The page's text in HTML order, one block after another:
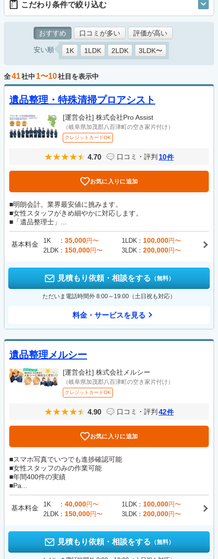
こだわり条件で絞り込む
おすすめ 口コミが多い 評価が高い
安い順 1K 1LDK 2LDK 3LDK〜
全41社中 1〜10社目を表示中
遺品整理・特殊清掃プロアシスト
[運営会社] 株式会社Pro Assist
（岐阜県加茂郡八百津町の空き家片付け）
クレジットカードOK
4.70 口コミ・評判 10件
お気に入りに追加
■明朗会計。業界最安値に挑みます。
■女性スタッフがきめ細やかに対応します。
■「遺品整理士」...
基本料金 1K 35,000円〜 1LDK 100,000円〜
2LDK
150,000円〜 3LDK 200,000円〜
見積もり依頼・相談をする （無料）
ただいま電話時間外 8:00～19:00（土日祝も対応）
料金・サービスを見る
遺品整理メルシー
[運営会社] 株式会社メルシー
（岐阜県加茂郡八百津町の空き家片付け）
クレジットカードOK
4.90 口コミ・評判 42件
お気に入りに追加
■スマホ写真でいつでも進捗確認可能
■女性スタッフのみの作業可能
■年間400件の実績
■Pa...
基本料金 1K 40,000円〜 1LDK 100,000円〜
2LDK
150,000円〜 3LDK 200,000円〜
見積もり依頼・相談をする （無料）